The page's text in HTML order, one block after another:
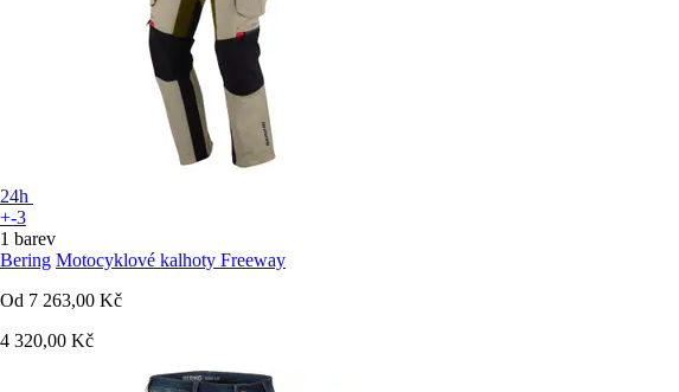
24h
+-3
1 barev
Bering Motocyklové kalhoty Freeway
Od 7 263,00 Kč
4 320,00 Kč